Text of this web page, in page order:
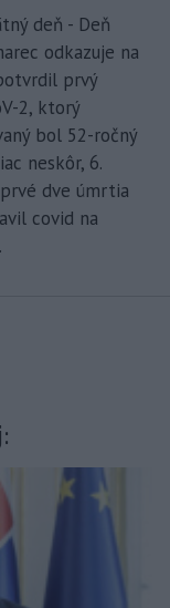
deň - Deň
odkazuje na
prvý
2, ktorý
bol 52-ročný
neskôr, 6.
dve úmrtia
covid na